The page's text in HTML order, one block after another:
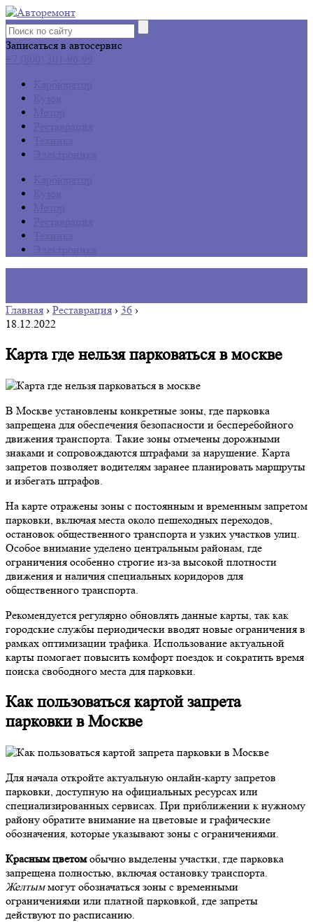
Записаться в автосервис
Главная › Реставрация › 36 ›
18.12.2022
Карта где нельзя парковаться в москве
В Москве установлены конкретные зоны, где парковка
запрещена для обеспечения безопасности и бесперебойного
движения транспорта. Такие зоны отмечены дорожными
знаками и сопровождаются штрафами за нарушение. Карта
запретов позволяет водителям заранее планировать маршруты
и избегать штрафов.
На карте отражены зоны с постоянным и временным запретом
парковки, включая места около пешеходных переходов,
остановок общественного транспорта и узких участков улиц.
Особое внимание уделено центральным районам, где
ограничения особенно строгие из-за высокой плотности
движения и наличия специальных коридоров для
общественного транспорта.
Рекомендуется регулярно обновлять данные карты, так как
городские службы периодически вводят новые ограничения в
рамках оптимизации трафика. Использование актуальной
карты помогает повысить комфорт поездок и сократить время
поиска свободного места для парковки.
Как пользоваться картой запрета
парковки в Москве
Для начала откройте актуальную онлайн-карту запретов
парковки, доступную на официальных ресурсах или
специализированных сервисах. При приближении к нужному
району обратите внимание на цветовые и графические
обозначения, которые указывают зоны с ограничениями.
Красным цветомобычно выделены участки, где парковка
запрещена полностью, включая остановку транспорта.
Желтыммогут обозначаться зоны с временными
ограничениями или платной парковкой, где запреты
действуют по расписанию.